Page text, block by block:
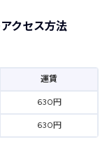
クセス方法
運賃
630円
630円